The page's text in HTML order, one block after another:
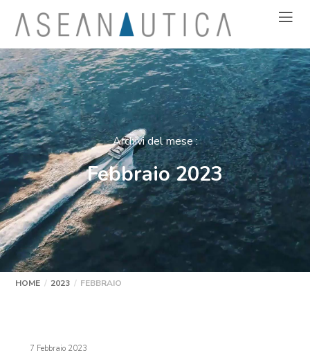
Archivi del mese :
Febbraio 2023
HOME 2023 FEBBRAIO
7 Febbraio 2023